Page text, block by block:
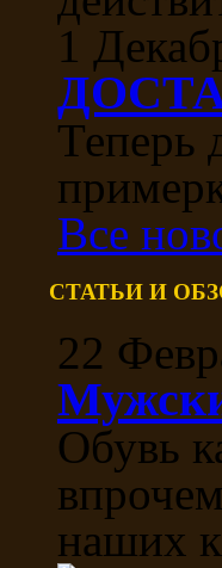
1
Теперь
Все
СТАТЬИ И
22
Обувь
наших